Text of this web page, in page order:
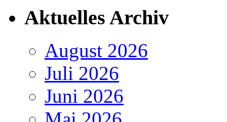
Aktuelles Archiv
August 2026
Juli 2026
Juni 2026